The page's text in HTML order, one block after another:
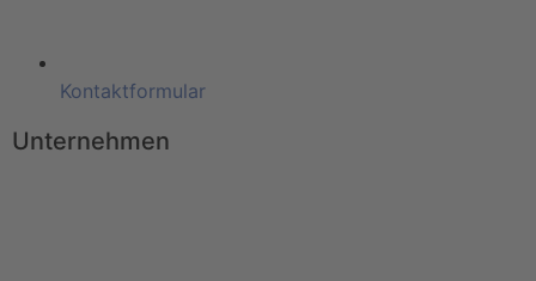
Kontaktformular
Unternehmen